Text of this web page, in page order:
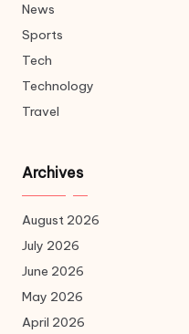
News
Sports
Tech
Technology
Travel
Archives
August 2026
July 2026
June 2026
May 2026
April 2026